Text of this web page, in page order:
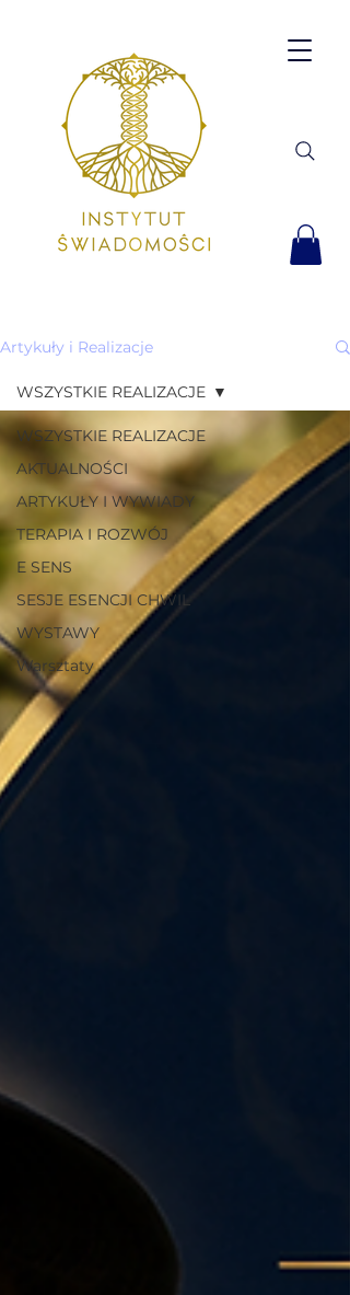
Artykuły i Realizacje
WSZYSTKIE REALIZACJE
AKTUALNOŚCI
ARTYKUŁY I WYWIADY
TERAPIA I ROZWÓJ
E SENS
SESJE ESENCJI CHWIL
WYSTAWY
Warsztaty
WSZYSTKIE REALIZACJE